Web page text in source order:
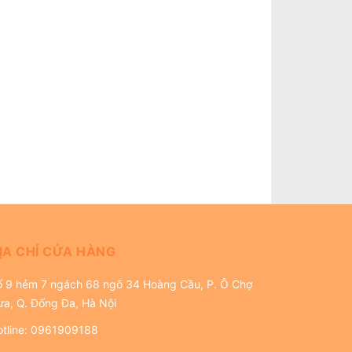
CHỈ CỬA HÀNG
9 hẻm 7 ngách 68 ngõ 34 Hoàng Cầu, P. Ô Chợ
Q. Đống Đa, Hà Nội
0961909188